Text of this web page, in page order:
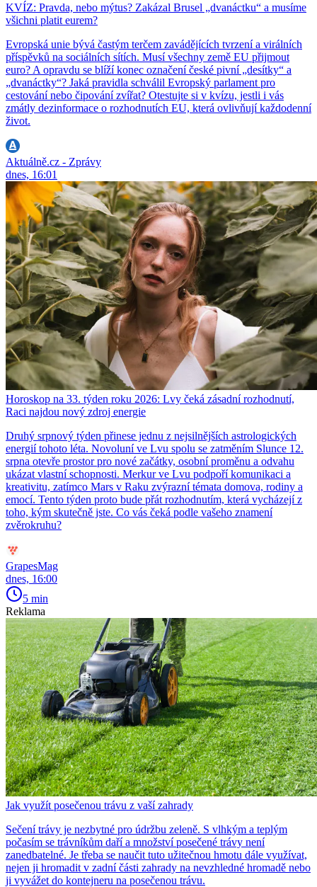
KVÍZ: Pravda, nebo mýtus? Zakázal Brusel „dvanáctku“ a musíme
všichni platit eurem?
Evropská unie bývá častým terčem zavádějících tvrzení a virálních
příspěvků na sociálních sítích. Musí všechny země EU přijmout
euro? A opravdu se blíží konec označení české pivní „desítky“ a
„dvanáctky“? Jaká pravidla schválil Evropský parlament pro
cestování nebo čipování zvířat? Otestujte si v kvízu, jestli i vás
zmátly dezinformace o rozhodnutích EU, která ovlivňují každodenní
život.
Aktuálně.cz - Zprávy
dnes, 16:01
Horoskop na 33. týden roku 2026: Lvy čeká zásadní rozhodnutí,
Raci najdou nový zdroj energie
Druhý srpnový týden přinese jednu z nejsilnějších astrologických
energií tohoto léta. Novoluní ve Lvu spolu se zatměním Slunce 12.
srpna otevře prostor pro nové začátky, osobní proměnu a odvahu
ukázat vlastní schopnosti. Merkur ve Lvu podpoří komunikaci a
kreativitu, zatímco Mars v Raku zvýrazní témata domova, rodiny a
emocí. Tento týden proto bude přát rozhodnutím, která vycházejí z
toho, kým skutečně jste. Co vás čeká podle vašeho znamení
zvěrokruhu?
GrapesMag
dnes, 16:00
5 min
Reklama
Jak využít posečenou trávu z vaší zahrady
Sečení trávy je nezbytné pro údržbu zeleně. S vlhkým a teplým
počasím se trávníkům daří a množství posečené trávy není
zanedbatelné. Je třeba se naučit tuto užitečnou hmotu dále využívat,
nejen ji hromadit v zadní části zahrady na nevzhledné hromadě nebo
ji vyvážet do kontejneru na posečenou trávu.